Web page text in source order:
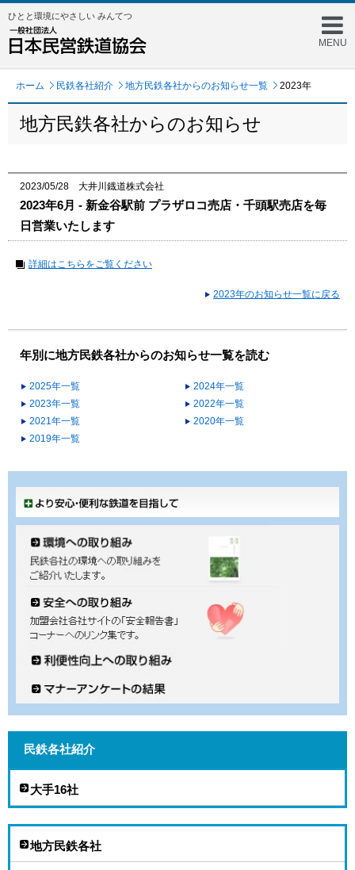
MENU
ひとと環境にやさしい みんてつ
ホーム 民鉄各社紹介 地方民鉄各社からのお知らせ一覧 2023年
地方民鉄各社からのお知らせ
2023/05/28 大井川鐡道株式会社
2023年6月 - 新金谷駅前 プラザロコ売店・千頭駅売店を毎
日営業いたします
詳細はこちらをご覧ください
2023年のお知らせ一覧に戻る
年別に地方民鉄各社からのお知らせ一覧を読む
2025年一覧
2024年一覧
2023年一覧
2022年一覧
2021年一覧
2020年一覧
2019年一覧
民鉄各社紹介
大手16社
地方民鉄各社